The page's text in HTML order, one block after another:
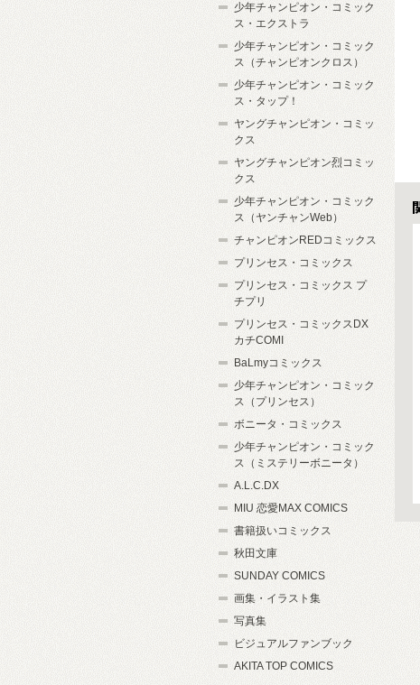
少年チャンピオン・コミック
ス・エクストラ
少年チャンピオン・コミック
ス（チャンピオンクロス）
少年チャンピオン・コミック
ス・タップ！
ヤングチャンピオン・コミッ
クス
ヤングチャンピオン烈コミッ
クス
少年チャンピオン・コミック
ス（ヤンチャンWeb）
チャンピオンREDコミックス
プリンセス・コミックス
プリンセス・コミックス プ
チプリ
プリンセス・コミックスDX
カチCOMI
BaLmyコミックス
少年チャンピオン・コミック
ス（プリンセス）
ボニータ・コミックス
少年チャンピオン・コミック
ス（ミステリーボニータ）
A.L.C.DX
MIU 恋愛MAX COMICS
書籍扱いコミックス
秋田文庫
SUNDAY COMICS
画集・イラスト集
写真集
ビジュアルファンブック
AKITA TOP COMICS